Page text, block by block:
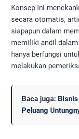
Konsep ini
secara otomatis,
siapapun dalam
memiliki andil
hanya berfungsi
melakukan
Baca juga:
Peluang